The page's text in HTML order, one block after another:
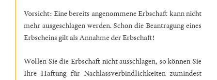
Vorsicht: Eine bereits angenommene Erbschaft kann nicht
mehr ausgeschlagen werden. Schon die Beantragung eines
Erbscheins gilt als Annahme der Erbschaft!
Wollen Sie die Erbschaft nicht ausschlagen, so können Sie
Ihre Haftung für Nachlassverbindlichkeiten zumindest